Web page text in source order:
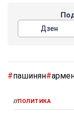
Дзен
#пашинян#
//ПОЛИТИКА